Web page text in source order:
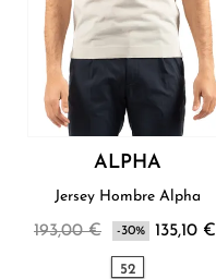
ALPHA
Jersey Hombre Alpha
193,00 € -30% 135,10 €
52